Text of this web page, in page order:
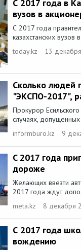
С 2017 года в
вузов в
С 2017 года
казахстанских
today.kz
13
Сколько людей
"ЭКСПО-2017",
Прокурор
случаях,
informburo.kz
9
C 2017 года
дороже
Желающих ввезти
2017 года ждут
meta.kz
8 декабря
С 2017 года
вождению